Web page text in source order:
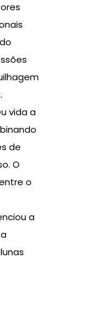
vida a
de
O
o
a